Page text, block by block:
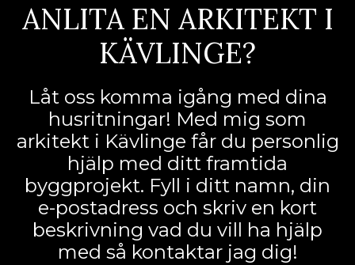
ANLITA EN ARKITEKT I
KÄVLINGE?
Låt oss komma igång med dina
husritningar! Med mig som
arkitekt i Kävlinge får du personlig
hjälp med ditt framtida
byggprojekt. Fyll i ditt namn, din
e-postadress och skriv en kort
beskrivning vad du vill ha hjälp
med så kontaktar jag dig!